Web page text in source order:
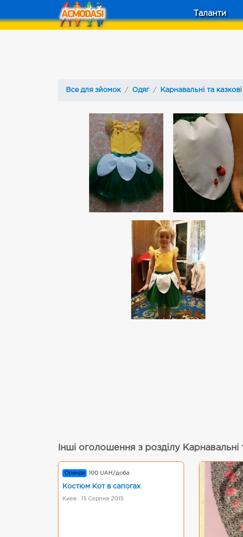
Таланти
Все для зйомок Одяг Карнавальні та
Інші оголошення з розділу Карнавальні
Оренда 100 UAH/доба
Костюм Кот в сапогах
Киев · 15 Серпня 2015